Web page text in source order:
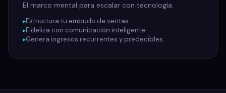
El marco mental para escalar con tecnología.
Estructura tu embudo de ventas
Fideliza con comunicación inteligente
Genera ingresos recurrentes y predecibles